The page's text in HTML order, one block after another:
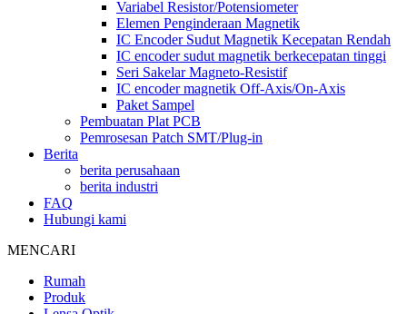
Variabel Resistor/Potensiometer
Elemen Penginderaan Magnetik
IC Encoder Sudut Magnetik Kecepatan Rendah
IC encoder sudut magnetik berkecepatan tinggi
Seri Sakelar Magneto-Resistif
IC encoder magnetik Off-Axis/On-Axis
Paket Sampel
Pembuatan Plat PCB
Pemrosesan Patch SMT/Plug-in
Berita
berita perusahaan
berita industri
FAQ
Hubungi kami
MENCARI
Rumah
Produk